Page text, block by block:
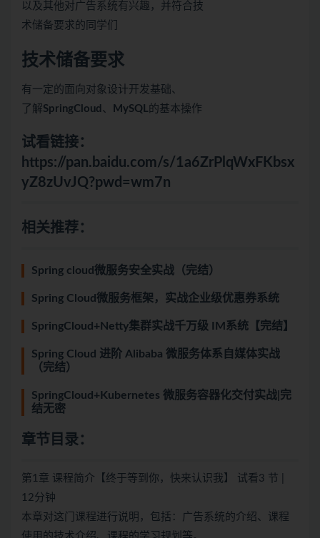
以及其他对广告系统有兴趣，并符合技
术储备要求的同学们
技术储备要求
有一定的面向对象设计开发基础、
了解SpringCloud 、 MySQL 的基本操作
试看链接：
https://pan.baidu.com/s/1a6ZrPlqWxFKbsx
yZ8zUvJQ?pwd=wm7n
相关推荐：
Spring cloud微服务安全实战（完结）
Spring Cloud微服务框架，实战企业级优惠券系统
SpringCloud+Netty集群实战千万级 IM系统【完结】
Spring Cloud 进阶 Alibaba 微服务体系自媒体实战
（完结）
SpringCloud+Kubernetes 微服务容器化交付实战|完
结无密
章节目录：
第1章 课程简介【终于等到你，快来认识我】 试看3 节 |
12分钟
本章对这门课程进行说明，包括：广告系统的介绍、课程